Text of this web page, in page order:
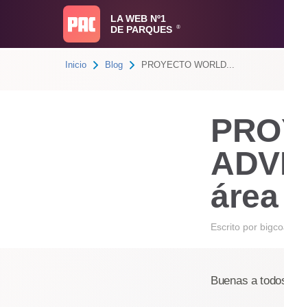
LA WEB Nº1
DE PARQUES
®
Inicio Blog PROYECTO WORLD...
Escrito por
Buenas a